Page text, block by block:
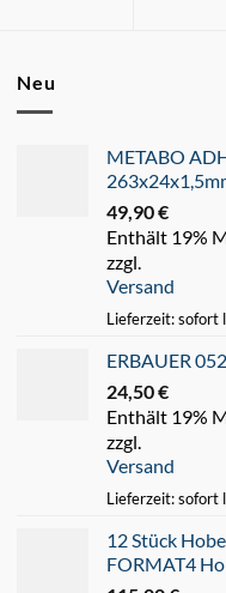
Neu
METABO
49,90€
Enthält 19%
zzgl.
Versand
Lieferzeit: sofort
ERBAUER
24,50€
Enthält 19%
zzgl.
Versand
Lieferzeit: sofort
12 Stück
FORMAT4